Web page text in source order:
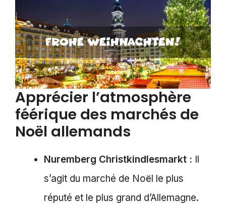
Apprécier l’atmosphère
féérique des marchés de
Noël allemands
Nuremberg Christkindlesmarkt : Il
s’agit du marché de Noël le plus
réputé et le plus grand d’Allemagne.